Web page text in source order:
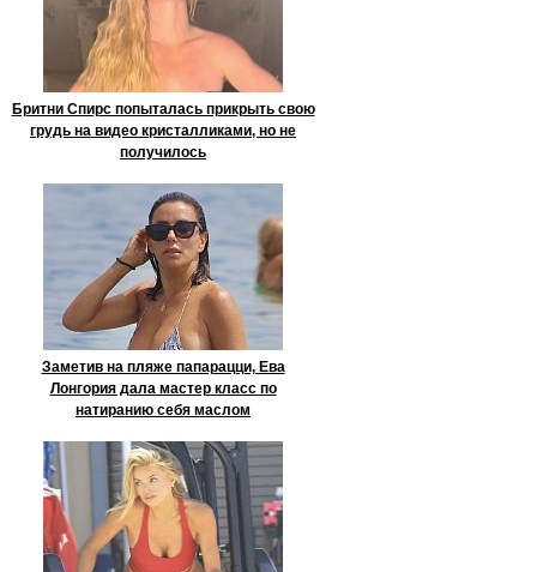
Бритни Спирс попыталась прикрыть свою
грудь на видео кристалликами, но не
получилось
Заметив на пляже папарацци, Ева
Лонгория дала мастер класс по
натиранию себя маслом